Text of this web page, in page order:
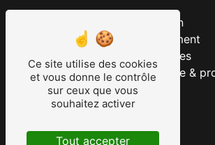
Contact
Construction
Rénovation
Aménagement
Nos piscines
Savoir-faire &
Nos prestations
Piscine au sel
Ce site utilise des cookies
et vous donne le contrôle
sur ceux que vous
souhaitez activer
Tout accepter